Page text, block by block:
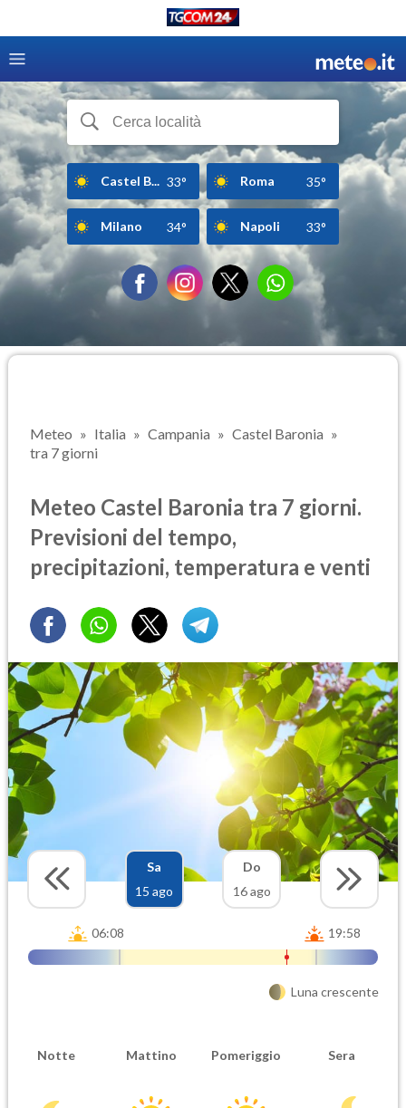
Castel B... 33° Roma 35°
Milano 34° Napoli 33°
Meteo Italia Campania
Castel Baronia
tra 7 giorni
Meteo Castel Baronia tra 7 giorni.
Previsioni del tempo,
precipitazioni, temperatura e venti
Sa
15 ago
Do
16 ago
06:08 19:58
Luna crescente
Notte Mattino Pomeriggio Sera